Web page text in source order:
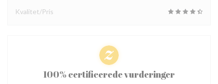
Kvalitet/Pris
100% certificerede vurderinger